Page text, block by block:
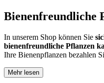
Bienenfreundliche
In unserem Shop können Sie
bienenfreundliche Pflanzen
Ihre Bienenpflanzen bezahlen
Mehr lesen